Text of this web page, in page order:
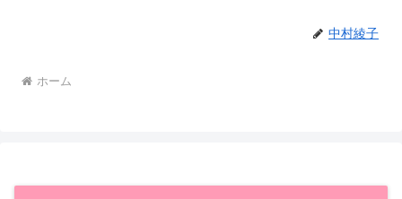
中村綾子
ホーム